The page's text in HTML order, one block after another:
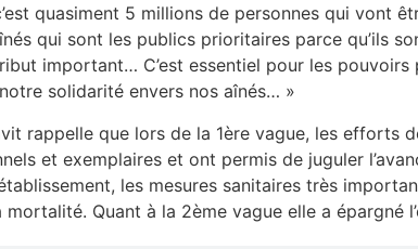
quasiment 5 millions de personnes qui vont
qui sont les publics prioritaires parce qu’ils
important… C’est essentiel pour les
solidarité envers nos aînés… »
rappelle que lors de la 1ère vague, les efforts
et exemplaires et ont permis de juguler
les mesures sanitaires très
mortalité. Quant à la 2ème vague elle a épargné